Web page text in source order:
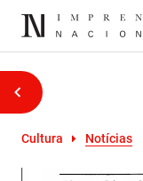
Cultura Notícias